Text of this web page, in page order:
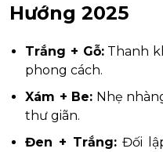
Hướng 2025
Trắng + Gỗ:Thanh
phong cách.
Xám + Be: Nhẹ
thư giãn.
Đen + Trắng: Đối